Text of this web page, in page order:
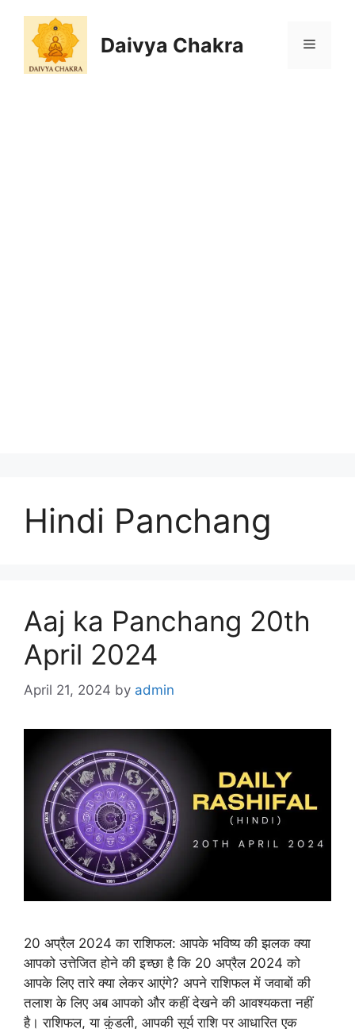
content
Daivya Chakra MENU
Hindi Panchang
Aaj ka Panchang 20th
April 2024
April 21, 2024 by admin
20 अप्रैल 2024 का राशिफल: आपके भविष्य की झलक क्या
आपको उत्तेजित होने की इच्छा है कि 20 अप्रैल 2024 को
आपके लिए तारे क्या लेकर आएंगे? अपने राशिफल में जवाबों की
तलाश के लिए अब आपको और कहीं देखने की आवश्यकता नहीं
है। राशिफल, या कुंडली, आपकी सूर्य राशि पर आधारित एक